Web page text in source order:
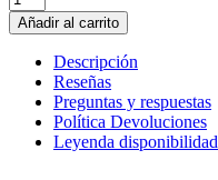
de
Arranque
Motor
450V
cantidad
Añadir al carrito
Descripción
Reseñas
Preguntas y respuestas
Política Devoluciones
Leyenda disponibilidad